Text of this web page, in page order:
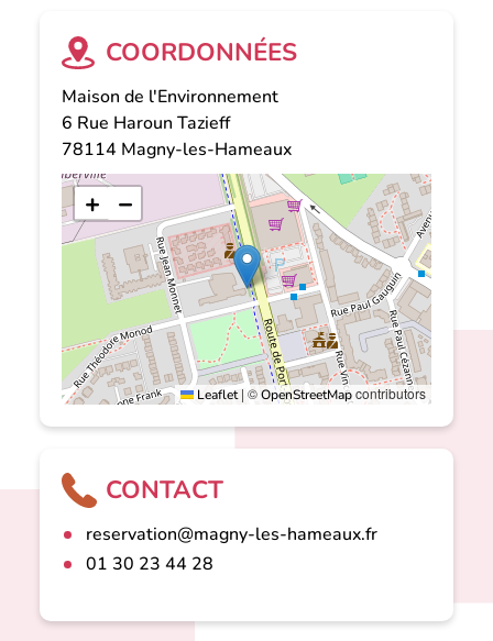
COORDONNÉES
Maison de l'Environnement
6 Rue Haroun Tazieff
78114 Magny-les-Hameaux
+ −
Leaflet | ©OpenStreetMapcontributors
CONTACT
reservation@magny-les-hameaux.fr
01 30 23 44 28